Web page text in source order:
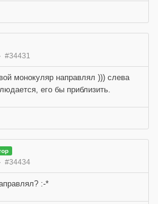
#34431
монокуляр направлял ))) слева
его бы приблизить.
#34434
:-*